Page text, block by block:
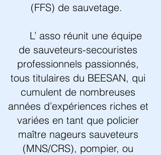
(FFS) de sauvetage.
L’ asso réunit une équipe
de sauveteurs-secouristes
professionnels passionnés,
tous titulaires du BEESAN, qui
cumulent de nombreuses
années d’expériences riches et
variées en tant que policier
maître nageurs sauveteurs
(MNS/CRS), pompier, ou